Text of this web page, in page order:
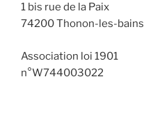
1 bis rue de la Paix
74200 Thonon-les-bains
Association loi 1901
n°W744003022